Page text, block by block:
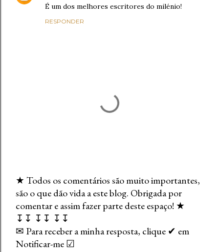
É um dos melhores escritores do milénio!
RESPONDER
E
n
v
i
a
★ Todos os comentários são muito importantes,
são o que dão vida a este blog. Obrigada por
comentar e assim fazer parte deste espaço! ★
↧↧ ↧↧ ↧↧
✉ Para receber a minha resposta, clique ✔ em
Notificar-me ☑